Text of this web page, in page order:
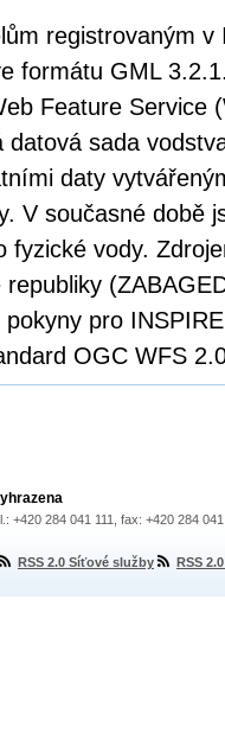
registrovaným
formátu GML
Feature Service
datová sada
daty
V současné době
fyzické vody.
pro
OGC WFS
+420 284 041 111, fax: +420 284
RSS 2.0 Síťové služby RSS